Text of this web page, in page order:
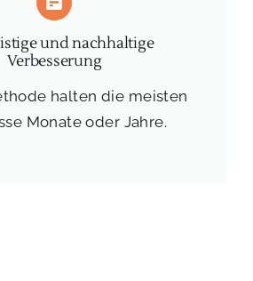
und nachhaltige
Verbesserung
halten die meisten
Monate oder Jahre.